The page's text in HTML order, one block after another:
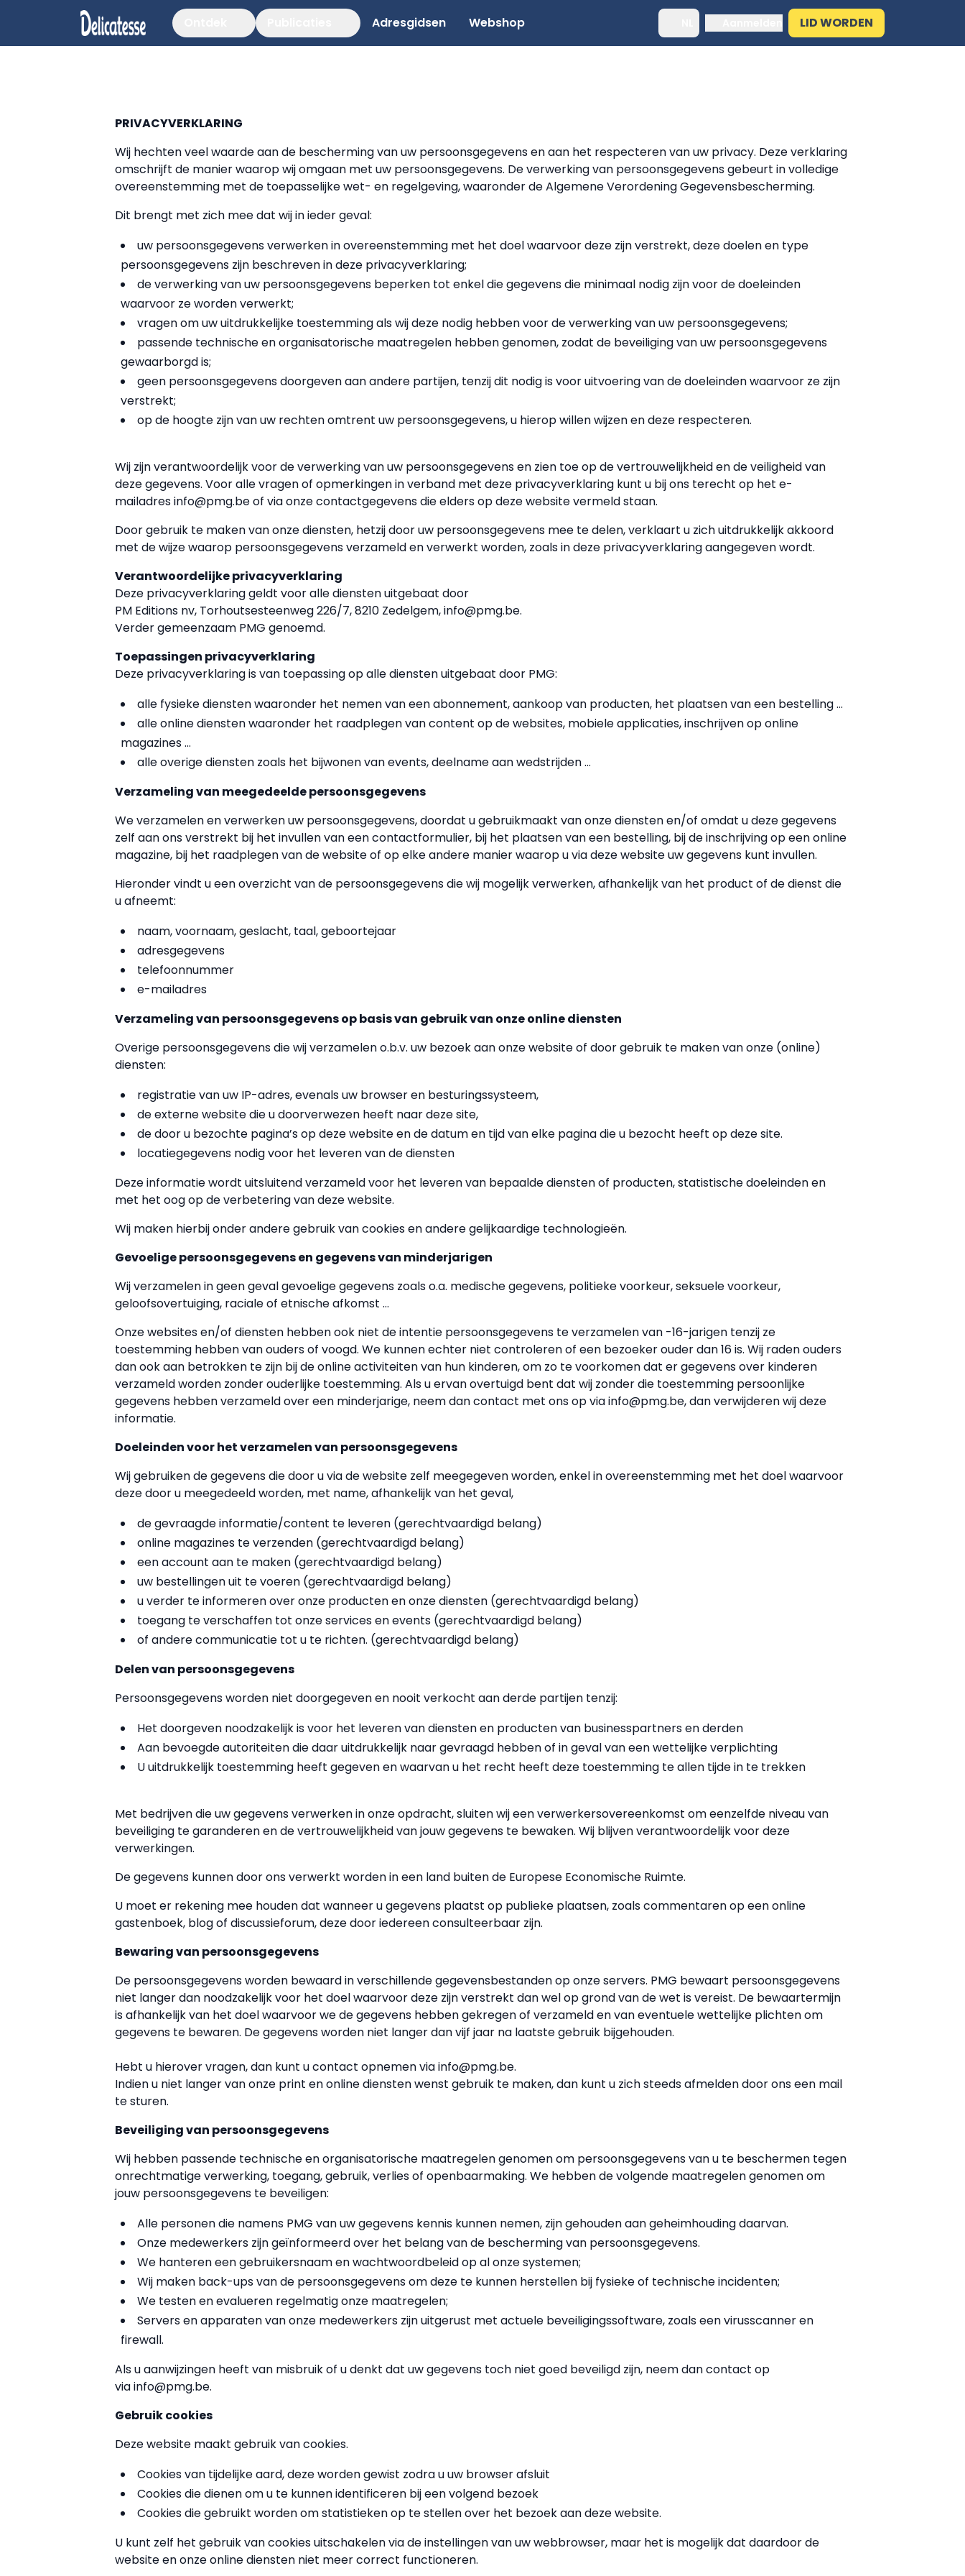
Adresgidsen Webshop LID WORDEN
PRIVACYVERKLARING
Wij hechten veel waarde aan de bescherming van uw persoonsgegevens en aan het respecteren van uw privacy. Deze verklaring
omschrijft de manier waarop wij omgaan met uw persoonsgegevens. De verwerking van persoonsgegevens gebeurt in volledige
overeenstemming met de toepasselijke wet- en regelgeving, waaronder de Algemene Verordening Gegevensbescherming.
Dit brengt met zich mee dat wij in ieder geval:
uw persoonsgegevens verwerken in overeenstemming met het doel waarvoor deze zijn verstrekt, deze doelen en type
persoonsgegevens zijn beschreven in deze privacyverklaring;
de verwerking van uw persoonsgegevens beperken tot enkel die gegevens die minimaal nodig zijn voor de doeleinden
waarvoor ze worden verwerkt;
vragen om uw uitdrukkelijke toestemming als wij deze nodig hebben voor de verwerking van uw persoonsgegevens;
passende technische en organisatorische maatregelen hebben genomen, zodat de beveiliging van uw persoonsgegevens
gewaarborgd is;
geen persoonsgegevens doorgeven aan andere partijen, tenzij dit nodig is voor uitvoering van de doeleinden waarvoor ze zijn
verstrekt;
op de hoogte zijn van uw rechten omtrent uw persoonsgegevens, u hierop willen wijzen en deze respecteren.
Wij zijn verantwoordelijk voor de verwerking van uw persoonsgegevens en zien toe op de vertrouwelijkheid en de veiligheid van
deze gegevens. Voor alle vragen of opmerkingen in verband met deze privacyverklaring kunt u bij ons terecht op het e-
mailadres info@pmg.be of via onze contactgegevens die elders op deze website vermeld staan.
Door gebruik te maken van onze diensten, hetzij door uw persoonsgegevens mee te delen, verklaart u zich uitdrukkelijk akkoord
met de wijze waarop persoonsgegevens verzameld en verwerkt worden, zoals in deze privacyverklaring aangegeven wordt.
Verantwoordelijke privacyverklaring
Deze privacyverklaring geldt voor alle diensten uitgebaat door
PM Editions nv, Torhoutsesteenweg 226/7, 8210 Zedelgem, info@pmg.be.
Verder gemeenzaam PMG genoemd.
Toepassingen privacyverklaring
Deze privacyverklaring is van toepassing op alle diensten uitgebaat door PMG:
alle fysieke diensten waaronder het nemen van een abonnement, aankoop van producten, het plaatsen van een bestelling ...
alle online diensten waaronder het raadplegen van content op de websites, mobiele applicaties, inschrijven op online
magazines ...
alle overige diensten zoals het bijwonen van events, deelname aan wedstrijden ...
Verzameling van meegedeelde persoonsgegevens
We verzamelen en verwerken uw persoonsgegevens, doordat u gebruikmaakt van onze diensten en/of omdat u deze gegevens
zelf aan ons verstrekt bij het invullen van een contactformulier, bij het plaatsen van een bestelling, bij de inschrijving op een online
magazine, bij het raadplegen van de website of op elke andere manier waarop u via deze website uw gegevens kunt invullen.
Hieronder vindt u een overzicht van de persoonsgegevens die wij mogelijk verwerken, afhankelijk van het product of de dienst die
u afneemt:
naam, voornaam, geslacht, taal, geboortejaar
adresgegevens
telefoonnummer
e-mailadres
Verzameling van persoonsgegevens op basis van gebruik van onze online diensten
Overige persoonsgegevens die wij verzamelen o.b.v. uw bezoek aan onze website of door gebruik te maken van onze (online)
diensten:
registratie van uw IP-adres, evenals uw browser en besturingssysteem,
de externe website die u doorverwezen heeft naar deze site,
de door u bezochte pagina’s op deze website en de datum en tijd van elke pagina die u bezocht heeft op deze site.
locatiegegevens nodig voor het leveren van de diensten
Deze informatie wordt uitsluitend verzameld voor het leveren van bepaalde diensten of producten, statistische doeleinden en
met het oog op de verbetering van deze website.
Wij maken hierbij onder andere gebruik van cookies en andere gelijkaardige technologieën.
Gevoelige persoonsgegevens en gegevens van minderjarigen
Wij verzamelen in geen geval gevoelige gegevens zoals o.a. medische gegevens, politieke voorkeur, seksuele voorkeur,
geloofsovertuiging, raciale of etnische afkomst ...
Onze websites en/of diensten hebben ook niet de intentie persoonsgegevens te verzamelen van -16-jarigen tenzij ze
toestemming hebben van ouders of voogd. We kunnen echter niet controleren of een bezoeker ouder dan 16 is. Wij raden ouders
dan ook aan betrokken te zijn bij de online activiteiten van hun kinderen, om zo te voorkomen dat er gegevens over kinderen
verzameld worden zonder ouderlijke toestemming. Als u ervan overtuigd bent dat wij zonder die toestemming persoonlijke
gegevens hebben verzameld over een minderjarige, neem dan contact met ons op via info@pmg.be, dan verwijderen wij deze
informatie.
Doeleinden voor het verzamelen van persoonsgegevens
Wij gebruiken de gegevens die door u via de website zelf meegegeven worden, enkel in overeenstemming met het doel waarvoor
deze door u meegedeeld worden, met name, afhankelijk van het geval,
de gevraagde informatie/content te leveren (gerechtvaardigd belang)
online magazines te verzenden (gerechtvaardigd belang)
een account aan te maken (gerechtvaardigd belang)
uw bestellingen uit te voeren (gerechtvaardigd belang)
u verder te informeren over onze producten en onze diensten (gerechtvaardigd belang)
toegang te verschaffen tot onze services en events (gerechtvaardigd belang)
of andere communicatie tot u te richten. (gerechtvaardigd belang)
Delen van persoonsgegevens
Persoonsgegevens worden niet doorgegeven en nooit verkocht aan derde partijen tenzij:
Het doorgeven noodzakelijk is voor het leveren van diensten en producten van businesspartners en derden
Aan bevoegde autoriteiten die daar uitdrukkelijk naar gevraagd hebben of in geval van een wettelijke verplichting
U uitdrukkelijk toestemming heeft gegeven en waarvan u het recht heeft deze toestemming te allen tijde in te trekken
Met bedrijven die uw gegevens verwerken in onze opdracht, sluiten wij een verwerkersovereenkomst om eenzelfde niveau van
beveiliging te garanderen en de vertrouwelijkheid van jouw gegevens te bewaken. Wij blijven verantwoordelijk voor deze
verwerkingen.
De gegevens kunnen door ons verwerkt worden in een land buiten de Europese Economische Ruimte.
U moet er rekening mee houden dat wanneer u gegevens plaatst op publieke plaatsen, zoals commentaren op een online
gastenboek, blog of discussieforum, deze door iedereen consulteerbaar zijn.
Bewaring van persoonsgegevens
De persoonsgegevens worden bewaard in verschillende gegevensbestanden op onze servers. PMG bewaart persoonsgegevens
niet langer dan noodzakelijk voor het doel waarvoor deze zijn verstrekt dan wel op grond van de wet is vereist. De bewaartermijn
is afhankelijk van het doel waarvoor we de gegevens hebben gekregen of verzameld en van eventuele wettelijke plichten om
gegevens te bewaren. De gegevens worden niet langer dan vijf jaar na laatste gebruik bijgehouden.
Hebt u hierover vragen, dan kunt u contact opnemen via info@pmg.be.
Indien u niet langer van onze print en online diensten wenst gebruik te maken, dan kunt u zich steeds afmelden door ons een mail
te sturen.
Beveiliging van persoonsgegevens
Wij hebben passende technische en organisatorische maatregelen genomen om persoonsgegevens van u te beschermen tegen
onrechtmatige verwerking, toegang, gebruik, verlies of openbaarmaking. We hebben de volgende maatregelen genomen om
jouw persoonsgegevens te beveiligen:
Alle personen die namens PMG van uw gegevens kennis kunnen nemen, zijn gehouden aan geheimhouding daarvan.
Onze medewerkers zijn geïnformeerd over het belang van de bescherming van persoonsgegevens.
We hanteren een gebruikersnaam en wachtwoordbeleid op al onze systemen;
Wij maken back-ups van de persoonsgegevens om deze te kunnen herstellen bij fysieke of technische incidenten;
We testen en evalueren regelmatig onze maatregelen;
Servers en apparaten van onze medewerkers zijn uitgerust met actuele beveiligingssoftware, zoals een virusscanner en
firewall.
Als u aanwijzingen heeft van misbruik of u denkt dat uw gegevens toch niet goed beveiligd zijn, neem dan contact op
via info@pmg.be.
Gebruik cookies
Deze website maakt gebruik van cookies.
Cookies van tijdelijke aard, deze worden gewist zodra u uw browser afsluit
Cookies die dienen om u te kunnen identificeren bij een volgend bezoek
Cookies die gebruikt worden om statistieken op te stellen over het bezoek aan deze website.
U kunt zelf het gebruik van cookies uitschakelen via de instellingen van uw webbrowser, maar het is mogelijk dat daardoor de
website en onze online diensten niet meer correct functioneren.